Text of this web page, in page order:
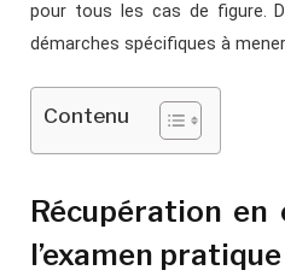
pour tous les cas de figure.
démarches spécifiques à
Contenu
Récupération en
l’examen pratique